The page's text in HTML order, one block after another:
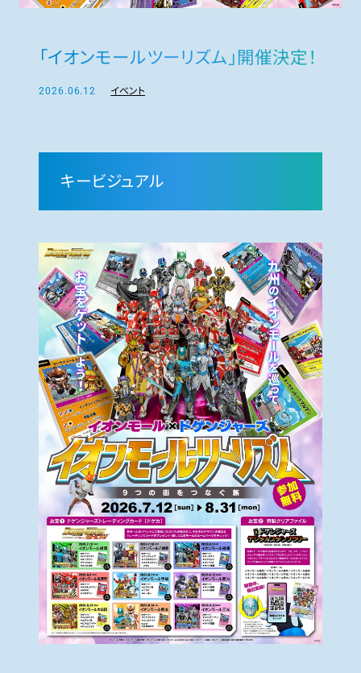
「イオンモールツーリズム」開催決定！
2026.06.12 イベント
キービジュアル